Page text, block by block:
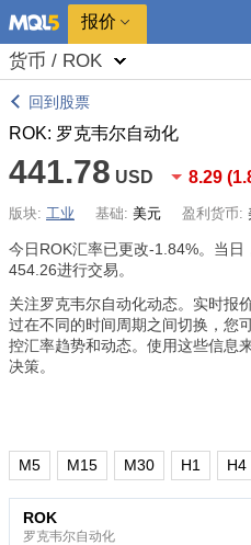
报价
货币 / ROK
回到股票
ROK: 罗克韦尔自动化
441.78 USD 8.29 (
版块: 工业 基础: 美元 盈利货币:
今日ROK汇率已更改-1.84%。当日
454.26进行交易。
关注罗克韦尔自动化动态。实时报
过在不同的时间周期之间切换，您
控汇率趋势和动态。使用这些信息
决策。
M5 M15 M30 H1 H4
ROK
罗克韦尔自动化